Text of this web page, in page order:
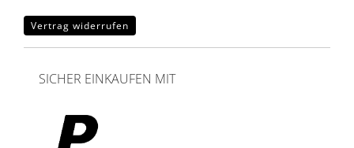
Vertrag widerrufen
SICHER EINKAUFEN MIT